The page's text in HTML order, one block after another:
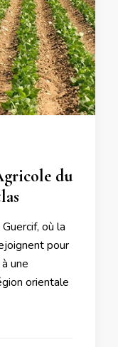
du
où la
pour
une
orientale